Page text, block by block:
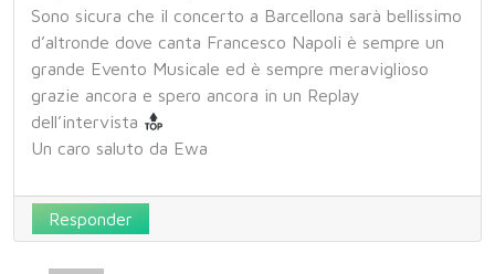
Sono sicura che il concerto a Barcellona sarà bellissimo
d’altronde dove canta Francesco Napoli è sempre un
grande Evento Musicale ed è sempre meraviglioso
grazie ancora e spero ancora in un Replay
dell’intervista
Un caro saluto da Ewa
Responder